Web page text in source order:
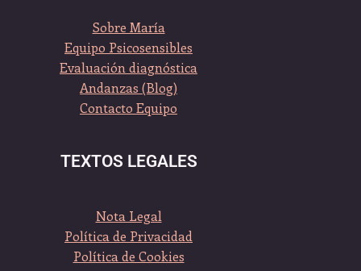
Sobre María
Equipo Psicosensibles
Evaluación diagnóstica
Andanzas (Blog)
Contacto Equipo
TEXTOS LEGALES
Nota Legal
Política de Privacidad
Política de Cookies